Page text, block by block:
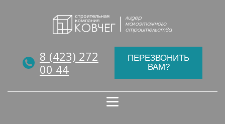
8 (423) 272
00 44
ПЕРЕЗВОНИТЬ
ВАМ?